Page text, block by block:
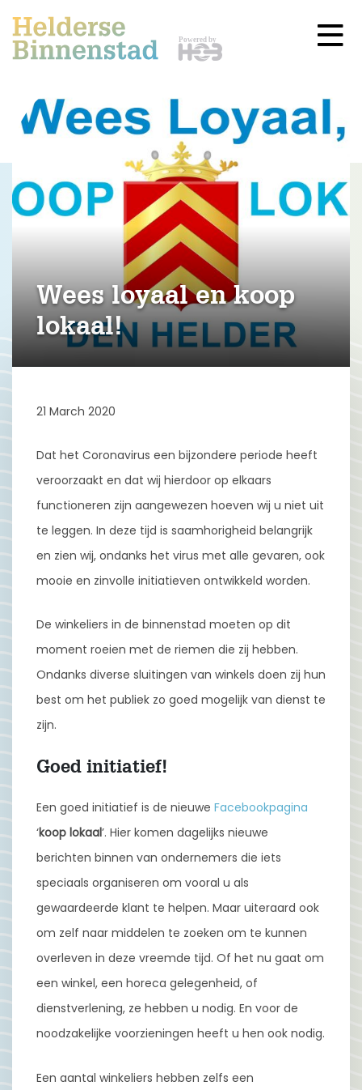
Wees loyaal en koop
lokaal!
21 March 2020
Dat het Coronavirus een bijzondere periode heeft
veroorzaakt en dat wij hierdoor op elkaars
functioneren zijn aangewezen hoeven wij u niet uit
te leggen. In deze tijd is saamhorigheid belangrijk
en zien wij, ondanks het virus met alle gevaren, ook
mooie en zinvolle initiatieven ontwikkeld worden.
De winkeliers in de binnenstad moeten op dit
moment roeien met de riemen die zij hebben.
Ondanks diverse sluitingen van winkels doen zij hun
best om het publiek zo goed mogelijk van dienst te
zijn.
Goed initiatief!
Een goed initiatief is de nieuwe Facebookpagina
‘koop lokaal’. Hier komen dagelijks nieuwe
berichten binnen van ondernemers die iets
speciaals organiseren om vooral u als
gewaardeerde klant te helpen. Maar uiteraard ook
om zelf naar middelen te zoeken om te kunnen
overleven in deze vreemde tijd. Of het nu gaat om
een winkel, een horeca gelegenheid, of
dienstverlening, ze hebben u nodig. En voor de
noodzakelijke voorzieningen heeft u hen ook nodig.
Een aantal winkeliers hebben zelfs een